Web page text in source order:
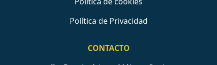
Política de Privacidad
CONTACTO